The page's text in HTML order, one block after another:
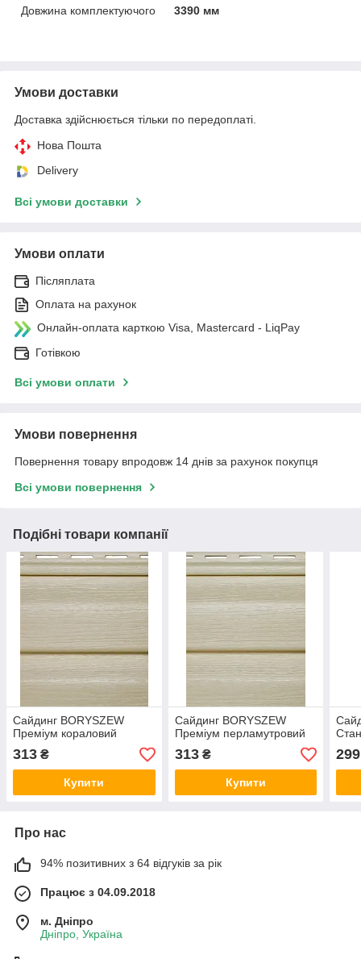
Довжина комплектуючого
3390 мм
Умови доставки
Доставка здійснюється тільки по передоплаті.
Нова Пошта
Delivery
Всі умови доставки
Умови оплати
Післяплата
Оплата на рахунок
Онлайн-оплата карткою Visa, Mastercard - LiqPay
Готівкою
Всі умови оплати
Умови повернення
Повернення товару впродовж 14 днів за рахунок покупця
Всі умови повернення
Подібні товари компанії
Сайдинг BORYSZEW
Преміум кораловий
313 ₴
Купити
Сайдинг BORYSZEW
Преміум перламутровий
313₴
Купити
299
Про нас
94% позитивних з 64 відгуків за рік
Працює з 04.09.2018
м. Дніпро
Дніпро, Україна